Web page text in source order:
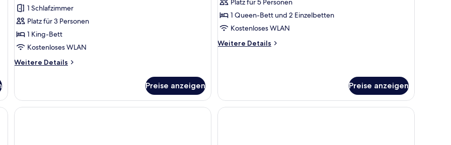
anzeigen
1 Schlafzimmer
Platz für 3 Personen
1 King-Bett
Kostenloses WLAN
Weitere Details
Weitere
Plus
Room
Preise anzeigen
anzeigen
Platz für 5 Personen
1 Queen-Bett und 2 Einzelbetten
Kostenloses WLAN
Weitere Details
Weitere
Preise anzeigen